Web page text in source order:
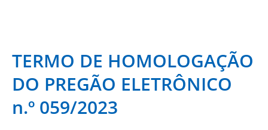
TERMO DE HOMOLOGAÇÃO
DO PREGÃO ELETRÔNICO
n.º 059/2023